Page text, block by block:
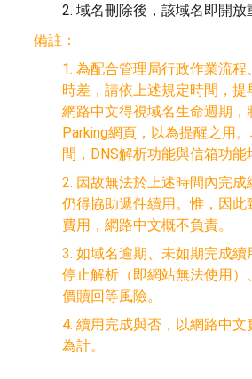
2. 域名刪除後，該域名即開放
備註：
1. 為配合管理局行政作業流
時差，請依上述規定時間，提
網路中文得視域名生命週期，
Parking網頁，以為提醒之用
間，DNS解析功能與信箱功能
2. 因故無法於上述時間內完
仍得協助遞件續用。惟，因
費用，網路中文概不負責。
3. 如域名逾期、未如期完成續
停止解析（即網站無法使用）
價贖回等風險。
4. 續用完成與否，以網路中
為計。